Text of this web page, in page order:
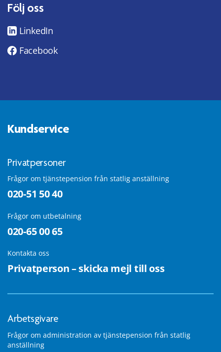
Följ oss
LinkedIn
Facebook
Kundservice
Privatpersoner
Frågor om tjänstepension från statlig anställning
020-51 50 40
Frågor om utbetalning
020-65 00 65
Kontakta oss
Privatperson – skicka mejl till oss
Arbetsgivare
Frågor om administration av tjänstepension från statlig
anställning